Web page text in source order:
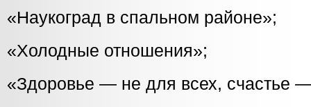
«Наукоград в спальном районе»;
«Холодные отношения»;
«Здоровье — не для всех, счастье